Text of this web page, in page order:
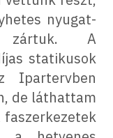
nyugat-
zártuk. A
statikusok
Ipartervben
de láthattam